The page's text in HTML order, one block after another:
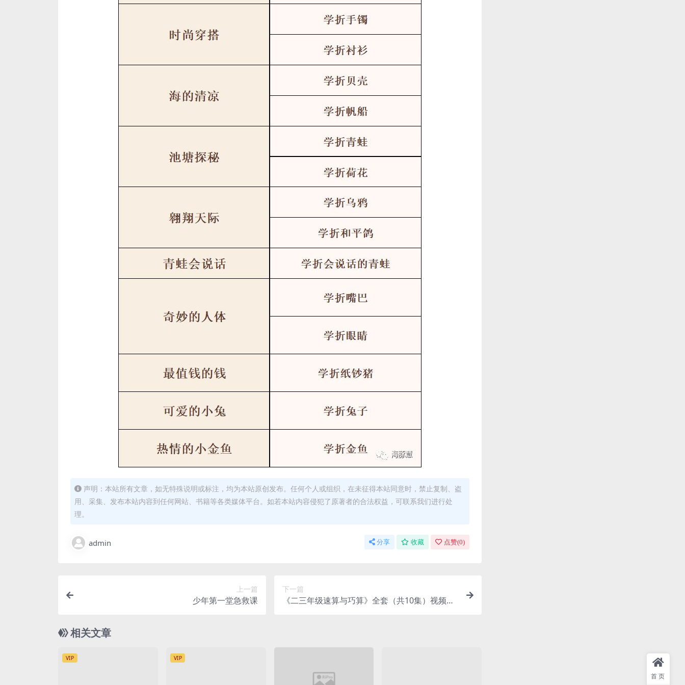
声明：本站所有文章，如无特殊说明或标注，均为本站原创发布。任何个人或组织，在未征得本站同意时，禁止复制、盗
用、采集、发布本站内容到任何网站、书籍等各类媒体平台。如若本站内容侵犯了原著者的合法权益，可联系我们进行处
理。
admin 分享 收藏 点赞(0)
上一篇
少年第一堂急救课
下一篇
《二三年级速算与巧算》全套（共10集）视频下
相关文章
VIP VIP
首页